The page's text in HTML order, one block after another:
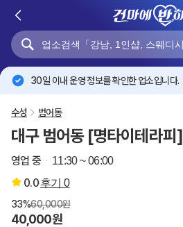
30일 이내 운영 정보를 확인한 업소입니다.
수성 범어동
대구 범어동 [명타이테라피]
영업 중 11:30 ~ 06:00
0.0후기0
33%60,000원
40,000원